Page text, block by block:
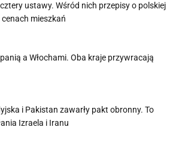
ustawy. Wśród nich przepisy o polskiej
mieszkań
a Włochami. Oba kraje przywracają
i Pakistan zawarły pakt obronny. To
Izraela i Iranu